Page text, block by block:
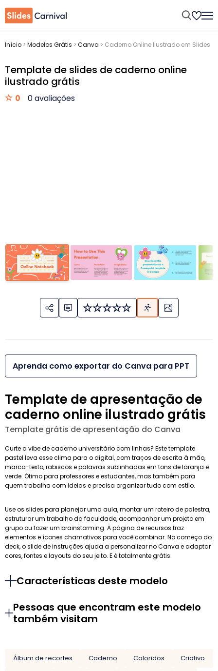
Início > Modelos Grátis > Canva > Caderno Online Ilustrado em Slides
Template de slides de caderno online
ilustrado grátis
0 0 avaliações
Aprenda como exportar do Canva para PPT
Template de apresentação de
caderno online ilustrado grátis
Template grátis de apresentação do Canva
Curte a vibe de caderno universitário com linhas? Este template
pastel leva esse clima para o digital, com traços de escrita à mão,
marca-texto, rabiscos e palavras sublinhadas em tons de laranja e
verde. Ótimo para professores e estudantes, mas também para
quem trabalha com ideias e precisa organizar tudo com estilo.
Use os slides para planejar uma aula, montar um roteiro de palestra,
estruturar um trabalho da faculdade, acompanhar um projeto em
grupo ou fazer um brainstorming. A página de recursos traz
elementos e ícones chamativos para você combinar. No começo do
deck, o slide de instruções ajuda a personalizar no Canva e adaptar
cores, fontes e layouts do seu jeito. E é totalmente grátis.
Características deste modelo
Pessoas que encontram este modelo
também visitam
Álbum de recortes Caderno Coloridos
Criativo